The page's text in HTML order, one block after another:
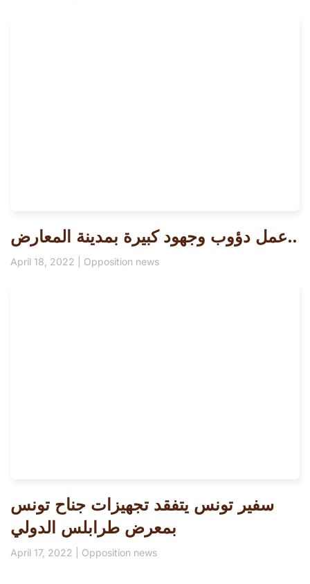
عمل دؤوب وجهود كبيرة بمدينة المعارض..
April 18, 2022 Opposition news
سفير تونس يتفقد تجهيزات جناح تونس
بمعرض طرابلس الدولي
April 17, 2022 Opposition news